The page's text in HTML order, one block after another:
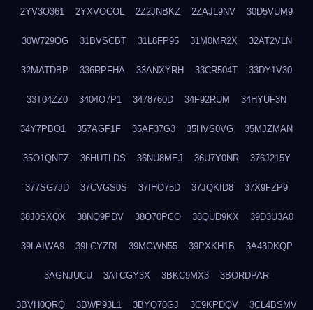
2YV3O361 2YXVOCOL 2Z2JNBKZ 2ZAJL9NV 30D5VUM9
30W729OG 31BVSCBT 31L8FP95 31M0MR2X 32AT2VLN
32MATDBP 336RPFHA 33ANXYRH 33CR504T 33DY1V30
33T04ZZ0 3404O7P1 3478760D 34F92RUM 34HYUF3N
34Y7PBO1 357AGF1F 35AF37G3 35HVS0VG 35MJZMAN
35O1QNFZ 36HUTLDS 36NU8MEJ 36U7Y0NR 376J215Y
377SG7JD 37CVGS0S 37IHO75D 37JQKID8 37X9FZP9
38J0SXQX 38NQ9PDV 38O70PCO 38QUD9KX 39D3U3A0
39LAIWA9 39LCYZRI 39MGWN55 39PXKH1B 3A43DKQP
3AGNJUCU 3ATCGY3X 3BKC9MX3 3BORDPAR
3BVH0QRQ 3BWP93L1 3BYQ70GJ 3C9KPDQV 3CL4BSMV